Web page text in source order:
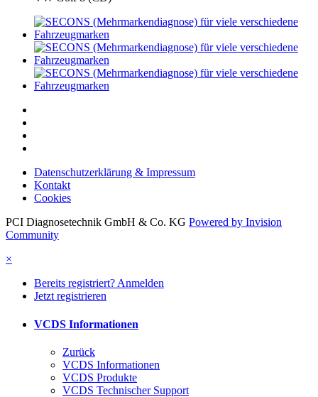
Datenschutzerklärung & Impressum
Kontakt
Cookies
PCI Diagnosetechnik GmbH & Co. KG Powered by Invision
Community
×
Bereits registriert? Anmelden
Jetzt registrieren
VCDS Informationen
Zurück
VCDS Informationen
VCDS Produkte
VCDS Technischer Support